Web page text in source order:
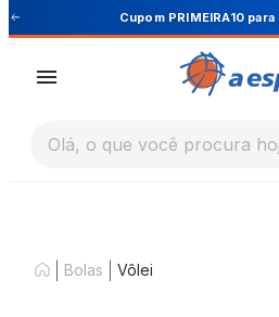
Cupom PRIMEIRA10
Olá, o que você procura
Bolas Vôlei